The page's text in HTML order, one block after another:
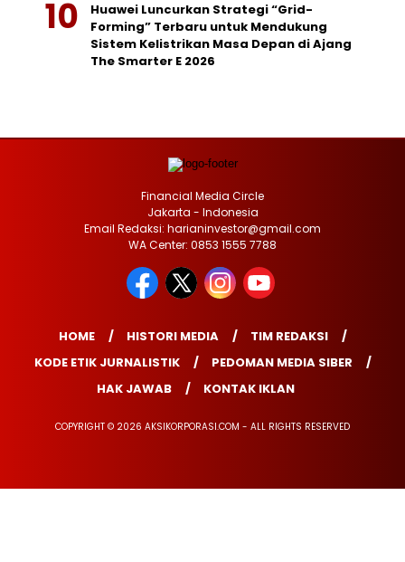
Huawei Luncurkan Strategi “Grid-
Forming” Terbaru untuk Mendukung
Sistem Kelistrikan Masa Depan di Ajang
The Smarter E 2026
Financial Media Circle
Jakarta - Indonesia
Email Redaksi: harianinvestor@gmail.com
WA Center: 0853 1555 7788
HOME HISTORI MEDIA
TIM REDAKSI
KODE ETIK JURNALISTIK
PEDOMAN MEDIA SIBER
HAK JAWAB
KONTAK IKLAN
COPYRIGHT © 2026 AKSIKORPORASI.COM - ALL RIGHTS RESERVED